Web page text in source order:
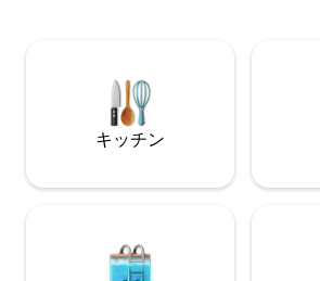
キッチン